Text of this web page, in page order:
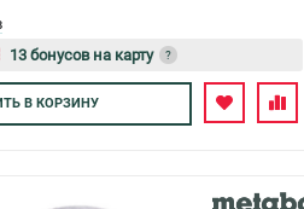
13 бонусов на карту
?
Авторизуйтесь
В КОРЗИНУ